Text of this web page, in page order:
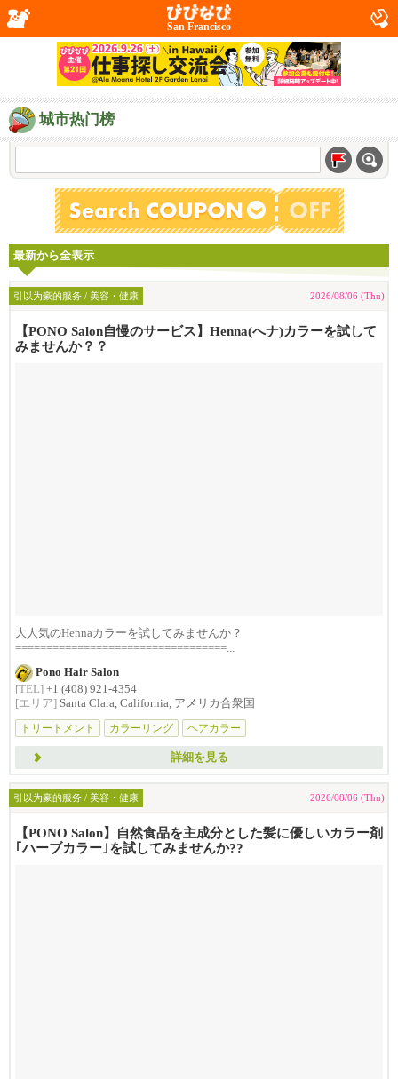
San Francisco
城市热门榜
最新から全表示
引以为豪的服务 / 美容・健康 2026/08/06 (Thu)
【PONO Salon自慢のサービス】Henna(へナ)カラーを試して
みませんか？？
大人気のHennaカラーを試してみませんか？
==================================...
Pono Hair Salon
[TEL] +1 (408) 921-4354
[エリア] Santa Clara, California, アメリカ合衆国
トリートメント
カラーリング ヘアカラー
詳細を見る
引以为豪的服务 / 美容・健康 2026/08/06 (Thu)
【PONO Salon】自然食品を主成分とした髪に優しいカラー剤
｢ハーブカラー｣を試してみませんか??